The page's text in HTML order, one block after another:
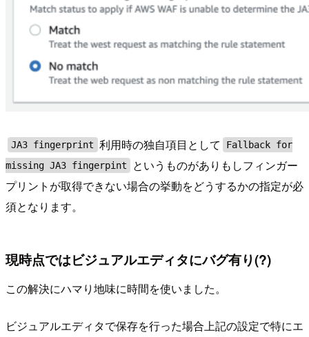
JA3 fingerprint 利用時の独自項目として
Fallback for
missing JA3 fingerpint
というものがありもしフィンガー
プリントが取得できない場合の挙動をどうするかの指定が必
須となります。
現時点ではビジュアルエディタにバグ有り(?)
この解決にハマり地味に時間を使いました。
ビジュアルエディタで保存を行った場合上記の設定で特にエ